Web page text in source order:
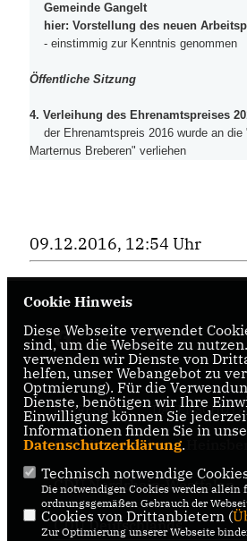
Gemeinde Gangelt
hier: Vorstellung des neuen
- einstimmig zur Kenntnis genommen
Öffentliche Sitzung
4. Verleihung des Ehrenamtspreises
der Ehrenamtspreis 2016 wurde an die
Marternus Breberen" verliehen
09.12.2016, 12:54 Uhr
IMPRESSUM DATENSCHUTZ
CDU Kreisverband
CDU Nordrhein-Westfalen
CDU Deutschlands
Cookie Hinweis
Diese Webseite verwendet
sind, um die Webseite zu
verwenden wir Dienste von
helfen, unser Webangebot zu
Optmierung). Für die
Dienste, benötigen wir Ihre
Einwilligung können Sie
Informationen finden Sie in
Datenschutzerklärung.
Technisch notwendige
Die notwendigen Cookies werden allein
ordnungsgemäßen Gebrauch der
Cookies von Drittanbietern (
Zur Optimierung unserer Webseite